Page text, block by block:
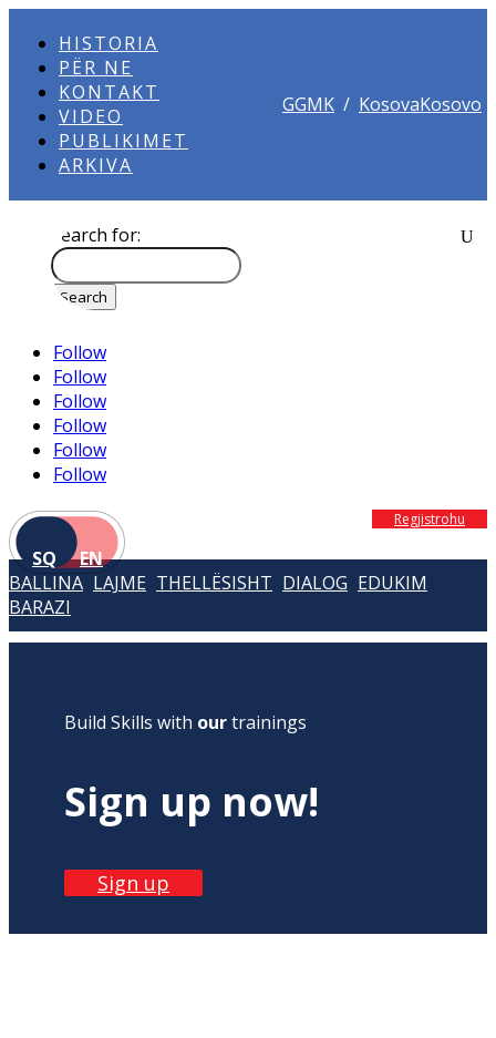
HISTORIA
PËR NE
KONTAKT
VIDEO
PUBLIKIMET
ARKIVA
GGMK / KosovaKosovo
Search for:
Follow
Follow
Follow
Follow
Follow
Follow
SQ EN
Regjistrohu
BALLINA LAJME THELLËSISHT DIALOG EDUKIM
BARAZI
Build Skills with ourtrainings
Sign up now!
Sign up